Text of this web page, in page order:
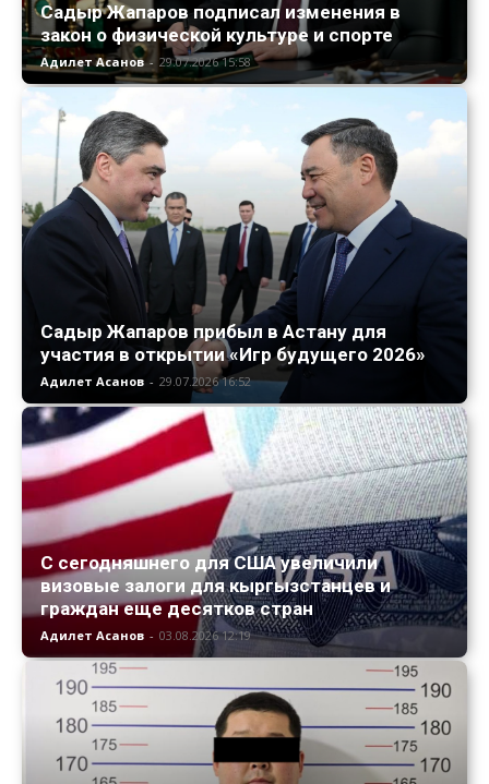
Садыр Жапаров подписал изменения в
закон о физической культуре и спорте
Адилет Асанов - 29.07.2026 15:58
Садыр Жапаров прибыл в Астану для
участия в открытии «Игр будущего 2026»
Адилет Асанов - 29.07.2026 16:52
С сегодняшнего для США увеличили
визовые залоги для кыргызстанцев и
граждан еще десятков стран
Адилет Асанов - 03.08.2026 12:19